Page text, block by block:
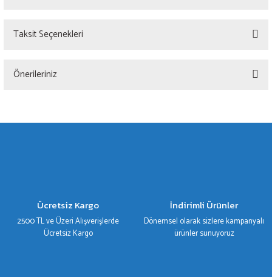
Taksit Seçenekleri
Önerileriniz
gördüğünüz noktaları öneri formunu kullanarak tarafımıza iletebilirsiniz.
Ürün fiyatı diğer sitelerden daha pahalı.
Bu ürüne benzer farklı alternatifler olmalı.
Ücretsiz Kargo
2500 TL ve Üzeri Alışverişlerde
Ücretsiz Kargo
İndirimli Ürünler
Dönemsel olarak sizlere kampanyalı
ürünler sunuyoruz